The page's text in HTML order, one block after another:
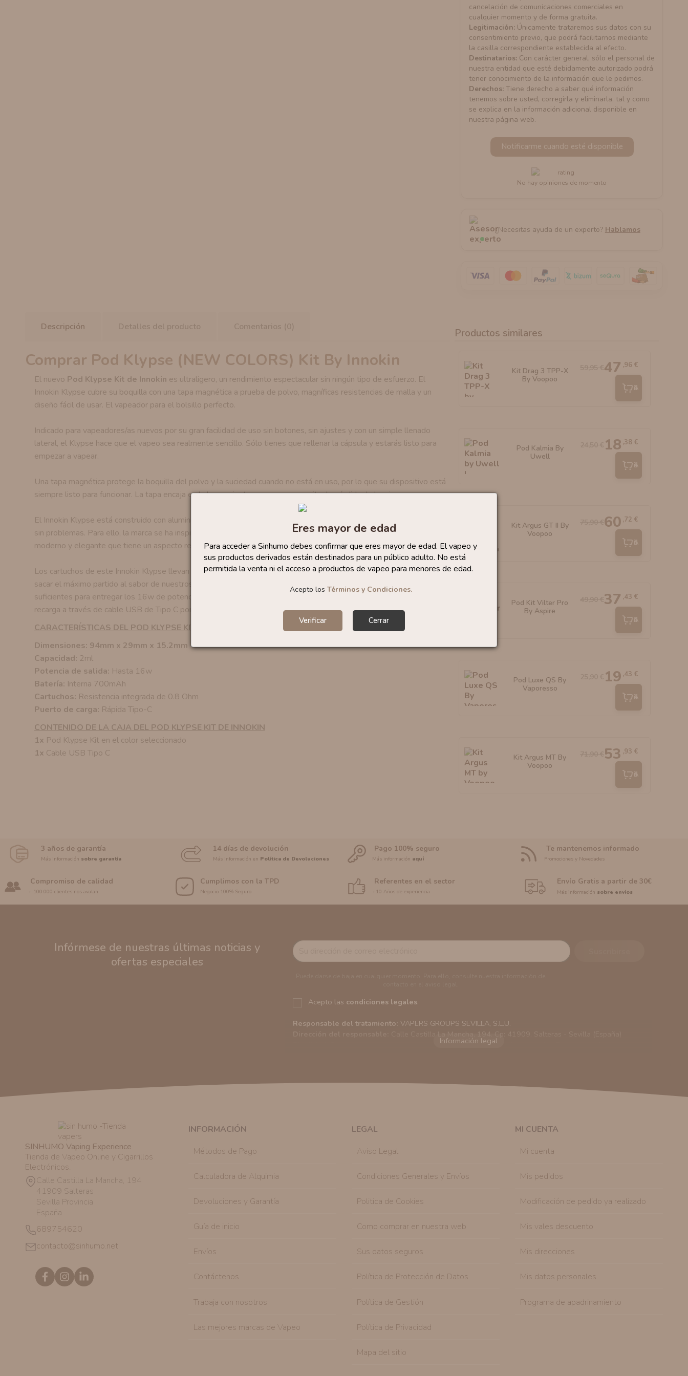
Eres mayor de edad
Para acceder a Sinhumo debes confirmar que eres mayor de edad. El vapeo y
sus productos derivados están destinados para un público adulto. No está
permitida la venta ni el acceso a productos de vapeo para menores de edad.
Acepto los Términos y Condiciones.
Verificar Cerrar
cancelación de comunicaciones comerciales en
cualquier momento y de forma gratuita.
Legitimación:Únicamente trataremos sus datos con su
consentimiento previo, que podrá facilitarnos mediante
la casilla correspondiente establecida al efecto.
Destinatarios:Con carácter general, sólo el personal de
nuestra entidad que esté debidamente autorizado podrá
tener conocimiento de la información que le pedimos.
Derechos:Tiene derecho a saber qué información
tenemos sobre usted, corregirla y eliminarla, tal y como
se explica en la información adicional disponible en
nuestra página web.
Notificarme cuando esté disponible
No hay opiniones de momento
¿Necesitas ayuda de un experto? Hablamos
Descripción Detalles del producto Comentarios (0)
Comprar Pod Klypse (NEW COLORS) Kit By Innokin
El nuevo Pod Klypse Kit de Innokin es ultraligero, un rendimiento espectacular sin ningún tipo de esfuerzo. El
Innokin Klypse cubre su boquilla con una tapa magnética a prueba de polvo, magníficas resistencias de malla y un
diseño fácil de usar. El vapeador para el bolsillo perfecto.
Indicado para vapeadores/as nuevos por su gran facilidad de uso sin botones, sin ajustes y con un simple llenado
lateral, el Klypse hace que el vapeo sea realmente sencillo. Sólo tienes que rellenar la cápsula y estarás listo para
empezar a vapear.
Una tapa magnética protege la boquilla del polvo y la suciedad cuando no está en uso, por lo que su dispositivo está
siempre listo para funcionar. La tapa encaja en la base mientras vapeas para evitar la pérdida de la misma.
El Innokin Klypse está construido con aluminio de primera calidad, con un diseño ultraligero que cabe en cualquier lado
sin problemas. Para ello, la marca se ha inspirado en la moda y en la industria aeroespacial para crear un dispositivo
moderno y elegante que tiene un aspecto realmente bonito.
Los cartuchos de este Innokin Klypse llevan una resistencia integrada de malla de 0.8 Ohm que está pensada para
sacar el máximo partido al sabor de nuestros líquidos. Y en su interior, cuenta con una batería de 700 mAh que son
suficientes para entregar los 16w de potencia que nos ofrece este espectacular dispositivo. Una batería que se
recarga a través de cable USB de Tipo C por uno de los laterales del dispositivo.
CARACTERÍSTICAS DEL POD KLYPSE KIT DE INNOKIN
Dimensiones: 94mm x 29mm x 15.2mm
Capacidad: 2ml
Potencia de salida: Hasta 16w
Batería: Interna 700mAh
Cartuchos: Resistencia integrada de 0.8 Ohm
Puerto de carga: Rápida Tipo-C
CONTENIDO DE LA CAJA DEL POD KLYPSE KIT DE INNOKIN
1x Pod Klypse Kit en el color seleccionado
1x Cable USB Tipo C
Productos similares
Kit Drag 3 TPP-X
By Voopoo
47 ,96 €
Añadir
Pod Kalmia By
Uwell
18 ,38 €
Añadir
Kit Argus GT II By
Voopoo
60 ,72 €
Añadir
Pod Kit Vilter Pro
By Aspire
37 ,43 €
Añadir
Pod Luxe QS By
Vaporesso
19 ,43 €
Añadir
Kit Argus MT By
Voopoo
53 ,93 €
Añadir
3 años de garantía
Más información sobre garantía
14 días de devolución
Más información en Política de Devoluciones
Pago 100% seguro
Más información aquí
Te mantenemos informado
Promociones y Novedades
Compromiso de calidad
+ 100.000 clientes nos avalan
Cumplimos con la TPD
Negocio 100% Seguro
Referentes en el sector
+10 Años de experiencia
Envío Gratis a partir de 30€
Más información sobre envíos
Infórmese de nuestras últimas noticias y
ofertas especiales
Acepto las condiciones legales.
Responsable del tratamiento: VAPERS GROUPS SEVILLA, S.L.U.
Sus datos serán usados para poder enviarle información comercial (Puede consultar como
similares a los artículos que ha adquirido. Puede solicitar la cancelación de comunicaciones comerciales
Con carácter general, sólo el personal de nuestra entidad que esté debidamente
Tiene derecho a saber qué información tenemos sobre usted, corregirla y eliminarla, tal y
SINHUMO Vaping Experience
Tienda de Vapeo Online y Cigarrillos
Electrónicos.
Calle Castilla La Mancha, 194
41909 Salteras
Sevilla Provincia
España
689754620
contacto@sinhumo.net
INFORMACIÓN
Métodos de Pago
Calculadora de Alquimia
Devoluciones y Garantía
Guía de inicio
Envíos
Contáctenos
Trabaja con nosotros
Las mejores marcas de Vapeo
LEGAL
Aviso Legal
Condiciones Generales y Envíos
Politica de Cookies
Como comprar en nuestra web
Sus datos seguros
Política de Protección de Datos
Política de Gestión
Política de Privacidad
Mapa del sitio
MI CUENTA
Mi cuenta
Mis pedidos
Modificación de pedido ya realizado
Mis vales descuento
Mis direcciones
Mis datos personales
Programa de apadrinamiento